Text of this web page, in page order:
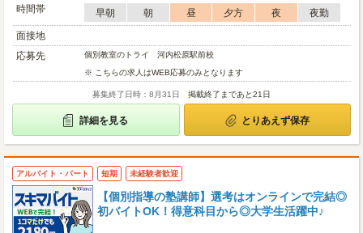
時間帯
早朝 朝 昼 夕方 夜
夜勤
面接地
応募先
個別教室のトライ 河内松原駅前校
※ こちらの求人はWEB応募のみとなります
募集終了日時：8月31日 掲載終了まであと21日
詳細を見る とりあえず保存
アルバイト・パート 短期 未経験者歓迎
【個別指導の塾講師】選考はオンラインで完結◎
初バイトOK！得意科目から◎大学生活躍中♪